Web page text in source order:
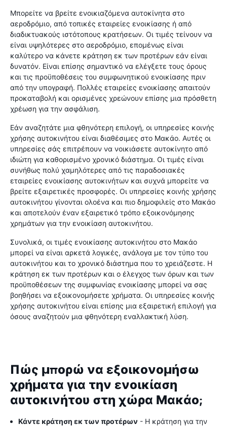
Μπορείτε να βρείτε ενοικιαζόμενα αυτοκίνητα στο
αεροδρόμιο, από τοπικές εταιρείες ενοικίασης ή από
διαδικτυακούς ιστότοπους κρατήσεων. Οι τιμές τείνουν να
είναι υψηλότερες στο αεροδρόμιο, επομένως είναι
καλύτερο να κάνετε κράτηση εκ των προτέρων εάν είναι
δυνατόν. Είναι επίσης σημαντικό να ελέγξετε τους όρους
και τις προϋποθέσεις του συμφωνητικού ενοικίασης πριν
από την υπογραφή. Πολλές εταιρείες ενοικίασης απαιτούν
προκαταβολή και ορισμένες χρεώνουν επίσης μια πρόσθετη
χρέωση για την ασφάλιση.
Εάν αναζητάτε μια φθηνότερη επιλογή, οι υπηρεσίες κοινής
χρήσης αυτοκινήτου είναι διαθέσιμες στο Μακάο. Αυτές οι
υπηρεσίες σάς επιτρέπουν να νοικιάσετε αυτοκίνητο από
ιδιώτη για καθορισμένο χρονικό διάστημα. Οι τιμές είναι
συνήθως πολύ χαμηλότερες από τις παραδοσιακές
εταιρείες ενοικίασης αυτοκινήτων και συχνά μπορείτε να
βρείτε εξαιρετικές προσφορές. Οι υπηρεσίες κοινής χρήσης
αυτοκινήτου γίνονται ολοένα και πιο δημοφιλείς στο Μακάο
και αποτελούν έναν εξαιρετικό τρόπο εξοικονόμησης
χρημάτων για την ενοικίαση αυτοκινήτου.
Συνολικά, οι τιμές ενοικίασης αυτοκινήτου στο Μακάο
μπορεί να είναι αρκετά λογικές, ανάλογα με τον τύπο του
αυτοκινήτου και το χρονικό διάστημα που το χρειάζεστε. Η
κράτηση εκ των προτέρων και ο έλεγχος των όρων και των
προϋποθέσεων της συμφωνίας ενοικίασης μπορεί να σας
βοηθήσει να εξοικονομήσετε χρήματα. Οι υπηρεσίες κοινής
χρήσης αυτοκινήτου είναι επίσης μια εξαιρετική επιλογή για
όσους αναζητούν μια φθηνότερη εναλλακτική λύση.
Πώς μπορώ να εξοικονομήσω
χρήματα για την ενοικίαση
αυτοκινήτου στη χώρα Μακάο;
Κάντε κράτηση εκ των προτέρων - Η κράτηση για την